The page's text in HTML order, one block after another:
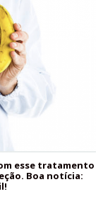
esse tratamento
Boa notícia: